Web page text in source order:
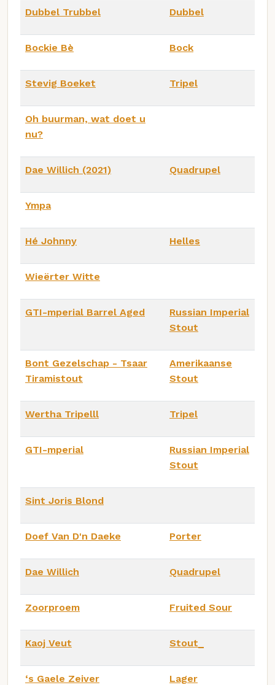
Dubbel Trubbel Dubbel
Bockie Bè Bock
Stevig Boeket Tripel
Oh buurman, wat doet u
nu?
Dae Willich (2021) Quadrupel
Ympa
Hé Johnny Helles
Wieërter Witte
GTI-mperial Barrel Aged
Russian Imperial
Stout
Bont Gezelschap - Tsaar
Tiramistout
Amerikaanse
Stout
Wertha Tripelll Tripel
GTI-mperial
Russian Imperial
Stout
Sint Joris Blond
Doef Van D'n Daeke Porter
Dae Willich Quadrupel
Zoorproem Fruited Sour
Kaoj Veut Stout_
‘s Gaele Zeiver Lager